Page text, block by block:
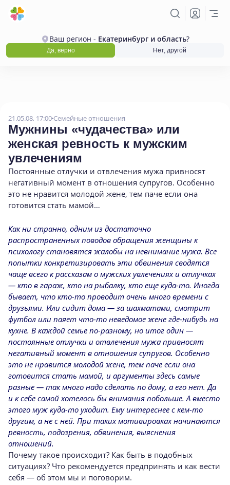
Ваш регион - Екатеринбург и область?
Да, верно Нет, другой
21.05.08, 17:00 Семейные отношения
Мужнины «чудачества» или
женская ревность к мужским
увлечениям
Постоянные отлучки и отвлече­ния мужа привносят
негативный момент в от­ношения супругов. Особенно
это не нравится молодой жене, тем паче если она
готовится стать мамой…
Как ни странно, одним из достаточно
распространенных поводов обращения женщины к
психологу ста­новятся жалобы на невнимание мужа. Все
по­пытки конкретизировать эти обвинения сво­дятся
чаще всего к рассказам о мужских увле­чениях и отлучках
— кто в гараж, кто на ры­балку, кто еще куда-то. Иногда
бывает, что кто-то проводит очень много времени с
друзья­ми. Или сидит дома — за шахматами, смотрит
футбол или паяет что-то неведомое жене где-нибудь на
кухне. В каждой семье по-разному, но итог один —
постоянные отлучки и отвлече­ния мужа привносят
негативный момент в от­ношения супругов. Особенно
это не нравится молодой жене, тем паче если она
готовится стать мамой, и аргументы здесь самые
разные — так много надо сделать по дому, а его нет. Да
и к себе самой хотелось бы внимания поболь­ше. А вместо
этого муж куда-то уходит. Ему ин­тереснее с кем-то
другим, а не с ней. При таких мотивировках начинаются
ревность, подозре­ния, обвинения, выяснения
отношений.
Почему такое происходит? Как быть в по­добных
ситуациях? Что рекомендуется предп­ринять и как вести
себя — об этом мы и пого­ворим.